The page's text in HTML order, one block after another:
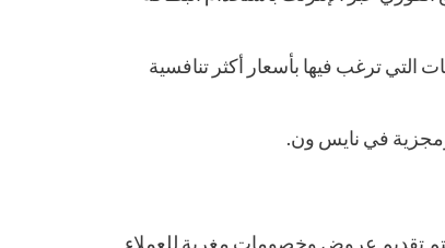
ترغب فيها بأسعار أكثر تنافسية
في نايس ون.
يتم تقديم عروض وخصومات مغرية للعملاء